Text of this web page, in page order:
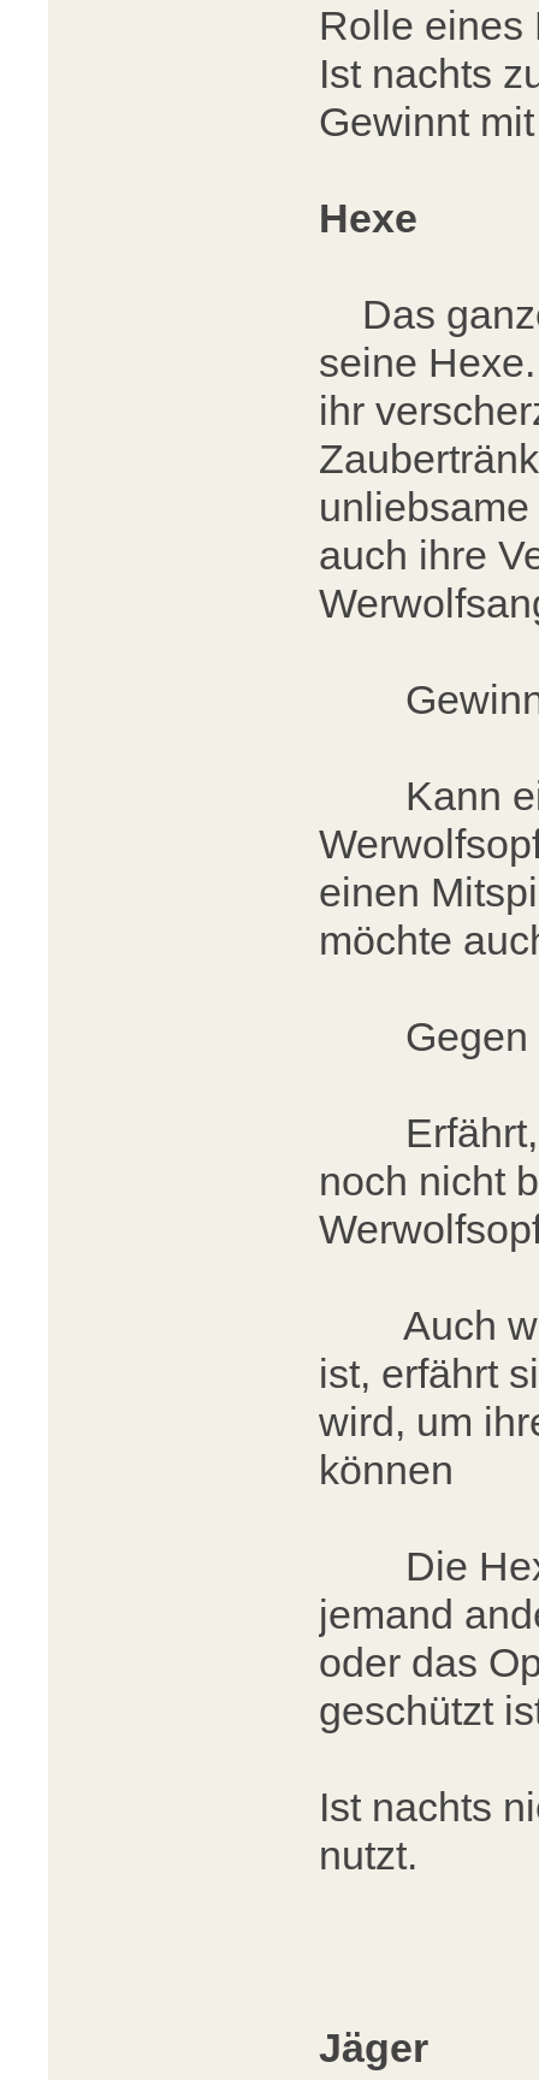
Rolle eines
Ist nachts
Gewinnt
Hexe
Das
seine
ihr
auch ihre
Gewinnt
Kann
einen
möchte
Gegen
Erfährt,
noch nicht
Auch
ist, erfährt
wird, um
können
Die
jemand
oder das
geschützt
Ist nachts
nutzt.
Jäger